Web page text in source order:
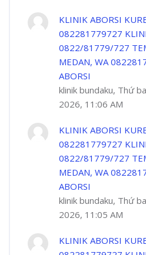
KLINIK ABORSI
082281779727
0822/81779/727
MEDAN, WA
ABORSI
klinik bundaku, Thứ
2026, 11:06 AM
KLINIK ABORSI
082281779727
0822/81779/727
MEDAN, WA
ABORSI
klinik bundaku, Thứ
2026, 11:05 AM
KLINIK ABORSI